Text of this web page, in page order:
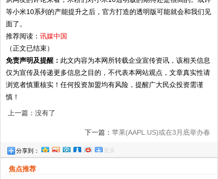
等小米10系列的产能提升之后，官方打造的透明版可能就会和我们见
面了。
推荐阅读：讯媒中国
（正文已结束）
免责声明及提醒： 此文内容为本网所转载企业宣传资讯，该相关信息
仅为宣传及传递更多信息之目的，不代表本网站观点，文章真实性请
浏览者慎重核实！任何投资加盟均有风险，提醒广大民众投资需谨
慎！
上一篇：没有了
下一篇： 苹果(AAPL.US)或在3月底举办春
季发布会，推出最新廉价版iPhone
分享到： 更多
焦点推荐